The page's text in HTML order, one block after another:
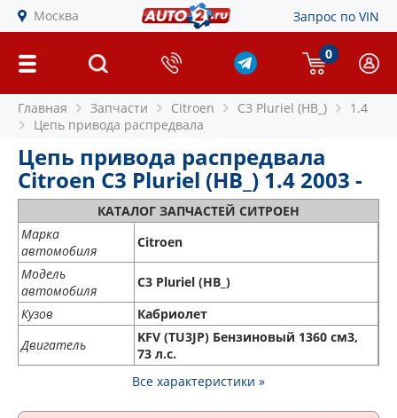
Москва Запрос по VIN
0
Главная Запчасти Citroen C3 Pluriel (HB_)
1.4
Цепь привода распредвала
Цепь привода распредвала
Citroen C3 Pluriel (HB_) 1.4 2003 -
КАТАЛОГ ЗАПЧАСТЕЙ СИТРОЕН
Марка
автомобиля
Citroen
Модель
автомобиля
C3 Pluriel (HB_)
Кузов
Кабриолет
Двигатель
KFV (TU3JP) Бензиновый 1360 см3,
73 л.с.
Все характеристики »